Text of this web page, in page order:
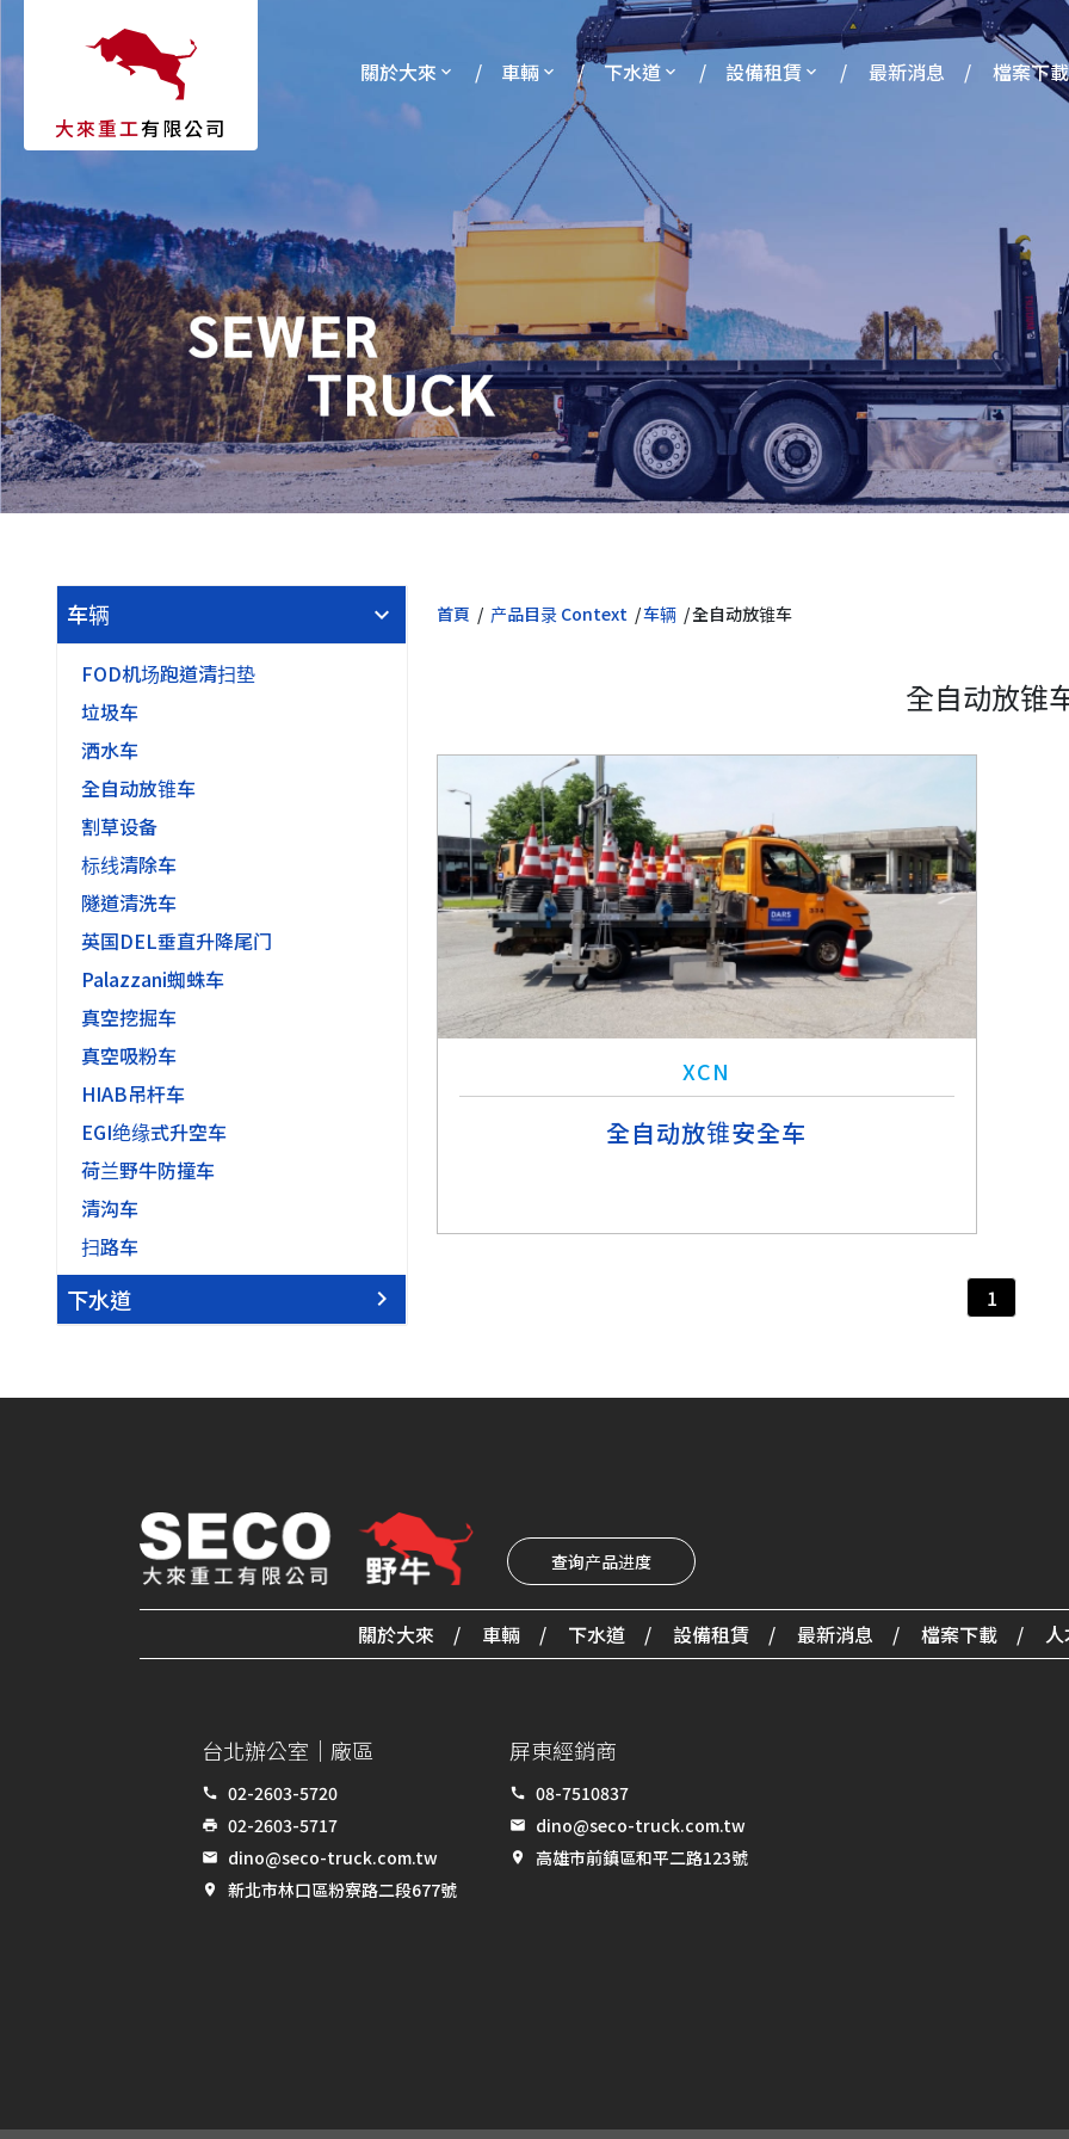
大來重工有限公司
關於大來 車輛 下水道 設備租賃 最新消息 檔案下載
车辆
FOD机场跑道清扫垫
垃圾车
洒水车
全自动放锥车
割草设备
标线清除车
隧道清洗车
英国DEL垂直升降尾门
Palazzani蜘蛛车
真空挖掘车
真空吸粉车
HIAB吊杆车
EGI绝缘式升空车
荷兰野牛防撞车
清沟车
扫路车
下水道
首頁 产品目录 Context 车辆 全自动放锥车
全自动放锥
XCN
全自动放锥安全车
1
查询产品进度
關於大來 車輛 下水道 設備租賃 最新消息 檔案下載
台北辦公室｜廠區
call 02-2603-5720
print 02-2603-5717
email dino@seco-truck.com.tw
place 新北市林口區粉寮路二段677號
屏東經銷商
call 08-7510837
email dino@seco-truck.com.tw
place 高雄市前鎮區和平二路123號